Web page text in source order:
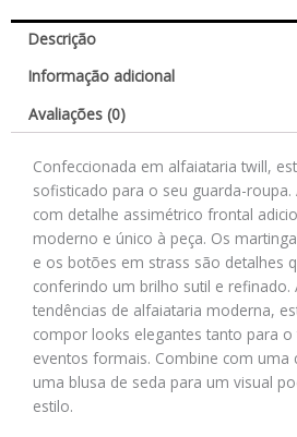
Descrição
Informação adicional
Avaliações (0)
Confeccionada em alfaiataria twill,
sofisticado para o seu guarda-
com detalhe assimétrico frontal
moderno e único à peça. Os
e os botões em strass são detalhes
conferindo um brilho sutil e refinado.
tendências de alfaiataria moderna,
compor looks elegantes tanto para
eventos formais. Combine com uma
uma blusa de seda para um visual
estilo.